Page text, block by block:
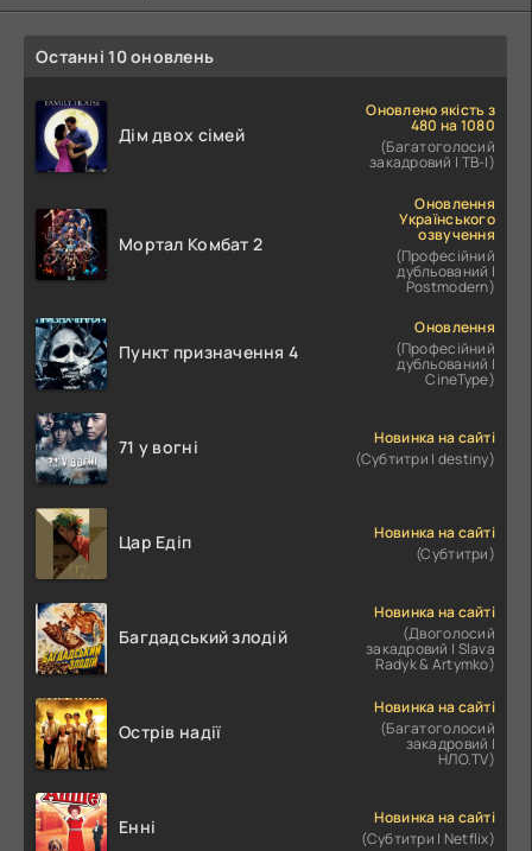
Останні 10 оновлень
Дім двох сімей
Оновлено якість з
480 на 1080
(Багатоголосий
закадровий | ТВ-І)
Мортал Комбат 2
Оновлення
Українського
озвучення
(Професійний
дубльований |
Postmodern)
Пункт призначення 4
Оновлення
(Професійний
дубльований |
CineType)
71 у вогні
Новинка на сайті
(Субтитри | destiny)
Цар Едіп
Новинка на сайті
(Субтитри)
Багдадський злодій
Новинка на сайті
(Двоголосий
закадровий | Slava
Radyk & Artymko)
Острів надії
Новинка на сайті
(Багатоголосий
закадровий |
НЛО.TV)
Енні
Новинка на сайті
(Субтитри | Netflix)